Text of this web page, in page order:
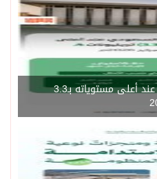
الائتمان المصرفي في المملكة عند أعلى مستوياته بـ3.3